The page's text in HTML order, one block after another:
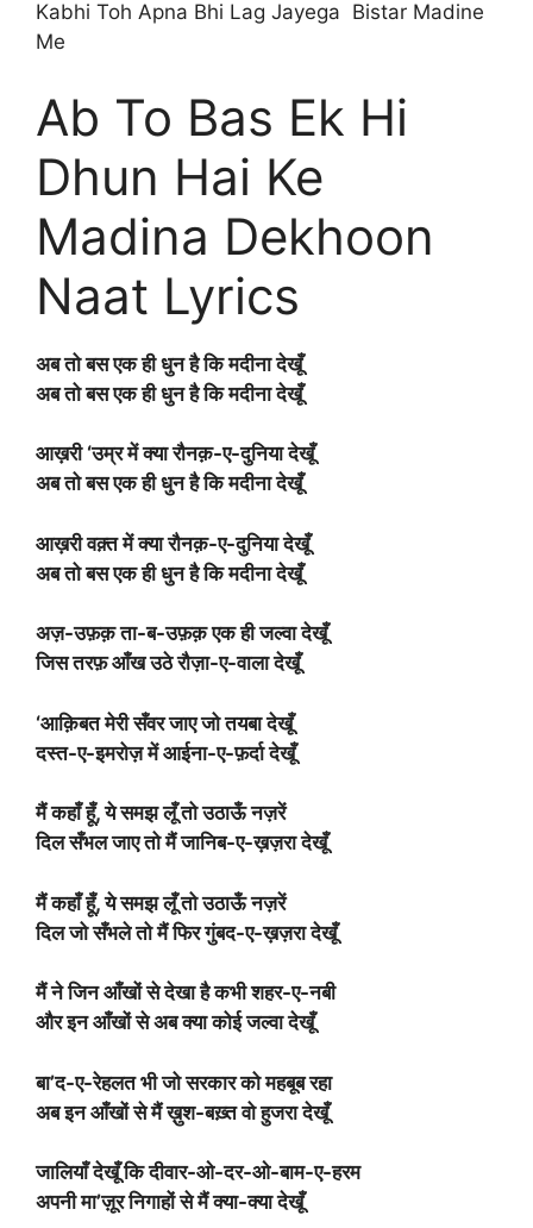
Kabhi Toh Apna Bhi Lag Jayega Bistar Madine
Me
Ab To Bas Ek Hi
Dhun Hai Ke
Madina Dekhoon
Naat Lyrics
अब तो बस एक ही धुन है कि मदीना देखूँ
अब तो बस एक ही धुन है कि मदीना देखूँ
आख़री ‘उम्र में क्या रौनक़-ए-दुनिया देखूँ
अब तो बस एक ही धुन है कि मदीना देखूँ
आख़री वक़्त में क्या रौनक़-ए-दुनिया देखूँ
अब तो बस एक ही धुन है कि मदीना देखूँ
अज़-उफ़क़ ता-ब-उफ़क़ एक ही जल्वा देखूँ
जिस तरफ़ आँख उठे रौज़ा-ए-वाला देखूँ
‘आक़िबत मेरी सँवर जाए जो तयबा देखूँ
दस्त-ए-इमरोज़ में आईना-ए-फ़र्दा देखूँ
मैं कहाँ हूँ, ये समझ लूँ तो उठाऊँ नज़रें
दिल सँभल जाए तो मैं जानिब-ए-ख़ज़रा देखूँ
मैं कहाँ हूँ, ये समझ लूँ तो उठाऊँ नज़रें
दिल जो सँभले तो मैं फिर गुंबद-ए-ख़ज़रा देखूँ
मैं ने जिन आँखों से देखा है कभी शहर-ए-नबी
और इन आँखों से अब क्या कोई जल्वा देखूँ
बा’द-ए-रेहलत भी जो सरकार को महबूब रहा
अब इन आँखों से मैं ख़ुश-बख़्त वो हुजरा देखूँ
जालियाँ देखूँ कि दीवार-ओ-दर-ओ-बाम-ए-हरम
अपनी मा’ज़ूर निगाहों से मैं क्या-क्या देखूँ